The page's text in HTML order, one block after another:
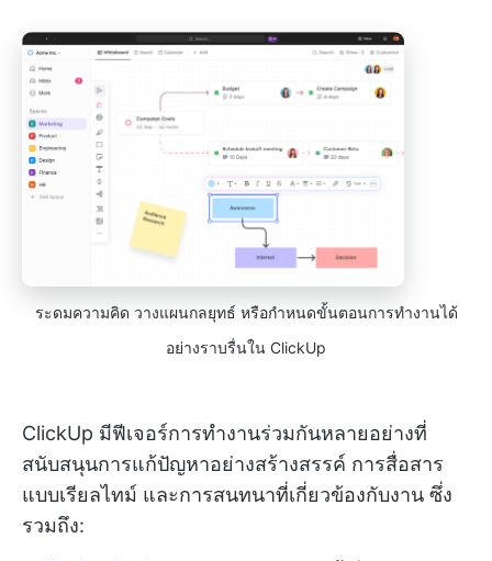
ระดมความคิด วางแผนกลยุทธ์ หรือกำหนดขั้นตอนการทำงานได้
อย่างราบรื่นใน ClickUp
ClickUp มีฟีเจอร์การทำงานร่วมกันหลายอย่างที่
สนับสนุนการแก้ปัญหาอย่างสร้างสรรค์ การสื่อสาร
แบบเรียลไทม์ และการสนทนาที่เกี่ยวข้องกับงาน ซึ่ง
รวมถึง: